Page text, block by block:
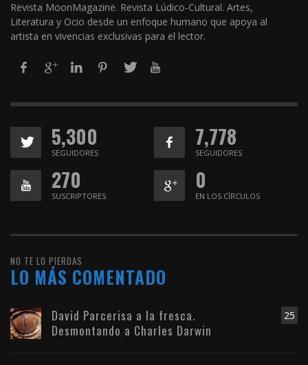
Revista MoonMagazine. Revista Lúdico-Cultural. Artes,
Literatura y Ocio desde un enfoque humano que apoya al
artista en vivencias exclusivas para el lector.
5,300
SEGUIDORES
7,778
SEGUIDORES
270
SUSCRIPTORES
0
EN LOS CÍRCULOS
NO TE LO PIERDAS
LO MÁS COMENTADO
25
David Parcerisa a la fresca.
Desmontando a Charles Darwin